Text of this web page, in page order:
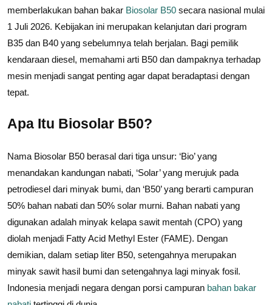
memberlakukan bahan bakar Biosolar B50 secara nasional mulai
1 Juli 2026. Kebijakan ini merupakan kelanjutan dari program
B35 dan B40 yang sebelumnya telah berjalan. Bagi pemilik
kendaraan diesel, memahami arti B50 dan dampaknya terhadap
mesin menjadi sangat penting agar dapat beradaptasi dengan
tepat.
Apa Itu Biosolar B50?
Nama Biosolar B50 berasal dari tiga unsur: ‘Bio’ yang
menandakan kandungan nabati, ‘Solar’ yang merujuk pada
petrodiesel dari minyak bumi, dan ‘B50’ yang berarti campuran
50% bahan nabati dan 50% solar murni. Bahan nabati yang
digunakan adalah minyak kelapa sawit mentah (CPO) yang
diolah menjadi Fatty Acid Methyl Ester (FAME). Dengan
demikian, dalam setiap liter B50, setengahnya merupakan
minyak sawit hasil bumi dan setengahnya lagi minyak fosil.
Indonesia menjadi negara dengan porsi campuran bahan bakar